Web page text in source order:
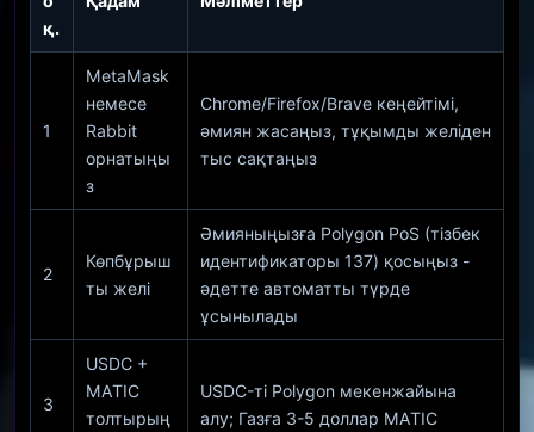
қ.
1
MetaMask
немесе
Rabbit
орнатыңы
з
Chrome/Firefox/Brave кеңейтімі,
әмиян жасаңыз, тұқымды желіден
тыс сақтаңыз
2
Көпбұрыш
ты желі
Әмияныңызға Polygon PoS (тізбек
идентификаторы 137) қосыңыз -
әдетте автоматты түрде
ұсынылады
3
USDC +
MATIC
толтырың
USDC-ті Polygon мекенжайына
алу; Газға 3-5 доллар MATIC